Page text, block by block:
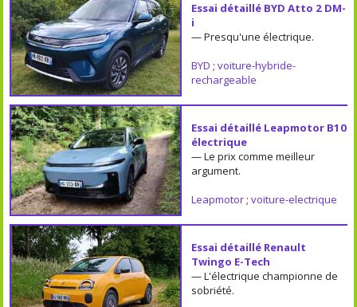
Essai détaillé BYD Atto 2 DM-
i
— Presqu'une électrique.
BYD ; voiture-hybride-
rechargeable
Essai détaillé Leapmotor B10
électrique
— Le prix comme meilleur
argument.
Leapmotor; voiture-electrique
Essai détaillé Renault
Twingo E-Tech
— L'électrique championne de
sobriété.